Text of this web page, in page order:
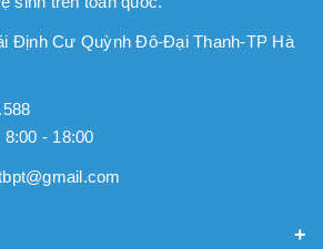
Định Cư Quỳnh Đô-Đại Thanh-TP Hà
- 18:00